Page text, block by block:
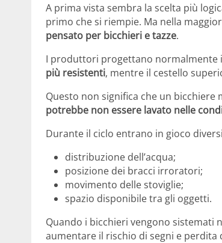
A prima vista sembra la scelta più
primo che si riempie. Ma nella
pensato per bicchieri e tazze.
I produttori progettano normalmente
più resistenti, mentre il cestello
Questo non significa che un
potrebbe non essere lavato nelle
Durante il ciclo entrano in gioco
distribuzione dell’acqua;
posizione dei bracci irroratori;
movimento delle stoviglie;
spazio disponibile tra gli oggetti.
Quando i bicchieri vengono sistemati
aumentare il rischio di segni e perdita